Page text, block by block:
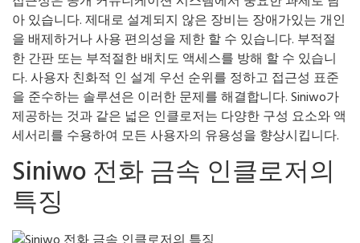
아 있습니다. 제대로 설계되지 않은 장비는 장애가있는 개인
을 배제하거나 사용 편의성을 제한 할 수 있습니다. 부적절
한 간판 또는 부적절한 배치도 액세스를 방해 할 수 있습니
다. 사용자 친화적 인 설계 우선 순위를 정하고 접근성 표준
을 준수하는 솔루션은 이러한 문제를 해결합니다. Siniwo가
제공하는 것과 같은 넓은 인클로저는 다양한 구성 요소와 액
세서리를 수용하여 모든 사용자의 유용성을 향상시킵니다.
Siniwo 전화 금속 인클로저의
특징